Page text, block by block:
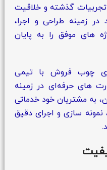
تجربیات گذشته و خلاقیت
زمینه طراحی و اجرا،
های موفق را به پایان
چوب فروش با تیمی
های حرفه‌ای در زمینه
به مشتریان خود خدماتی
سازی و اجرای دقیق